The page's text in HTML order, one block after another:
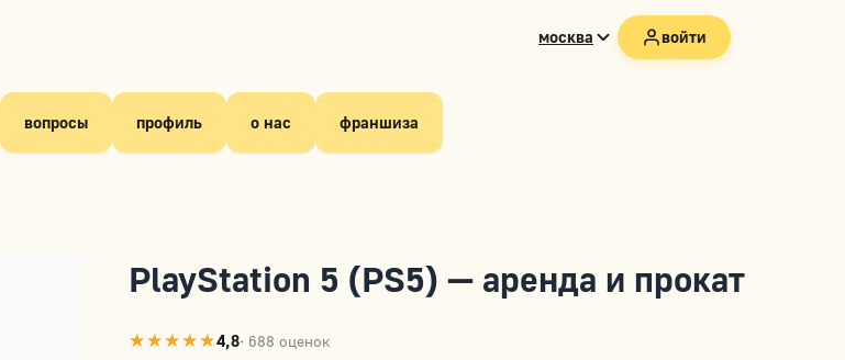
москва войти
вопросы профиль о нас франшиза
PlayStation 5 (PS5) — аренда и прокат
4,8· 688 оценок